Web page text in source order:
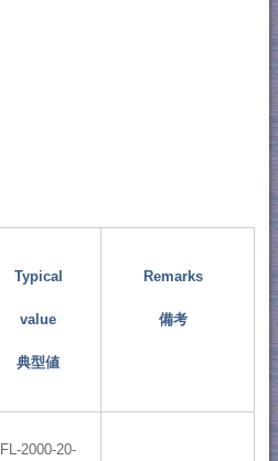
Typical
value
典型値
Remarks
備考
FL-2000-20-